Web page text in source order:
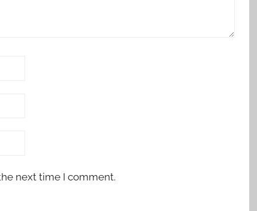
next time I comment.